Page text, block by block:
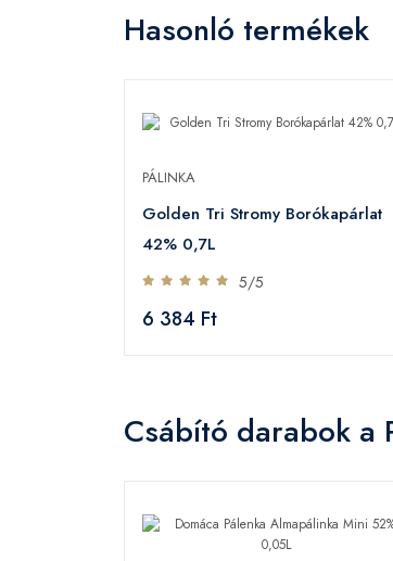
Hasonló termékek
PÁLINKA
Golden Tri Stromy Borókapárlat
42% 0,7L
5/5
6 384 Ft
Csábító darabok a